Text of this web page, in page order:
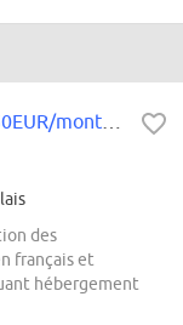
des
français et
hébergement